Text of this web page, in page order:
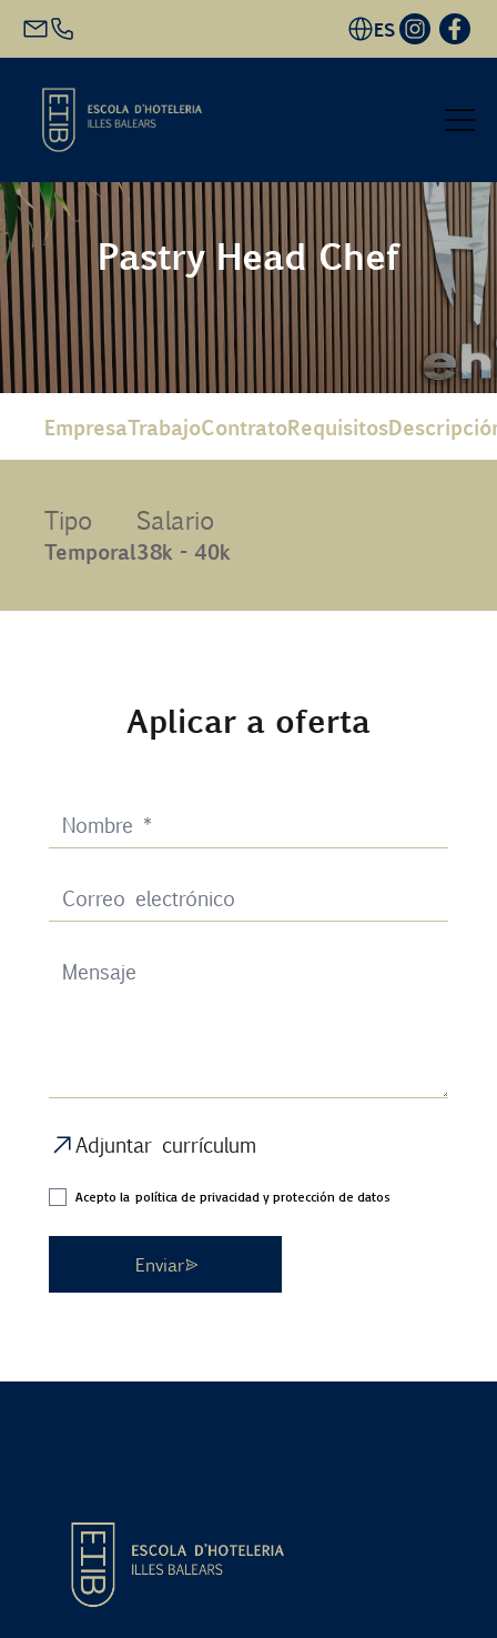
ES
Inicio
Oferta académica
Futuro alumnado
Contacto
Pastry Head Chef
EmpresaTrabajoContratoRequisitos
Tipo
Temporal
Salario
38k - 40k
Aplicar a oferta
Adjuntar currículum
Acepto la política de privacidad y protección de datos
Enviar